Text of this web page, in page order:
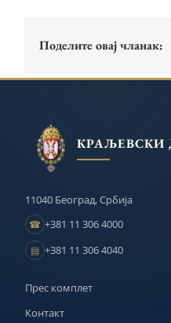
Поделите овај чланак:
КРАЉЕВСКИ
11040 Београд, Србија
☎ +381 11 306 4000
▤ +381 11 306 4040
Прес комплет
Контакт